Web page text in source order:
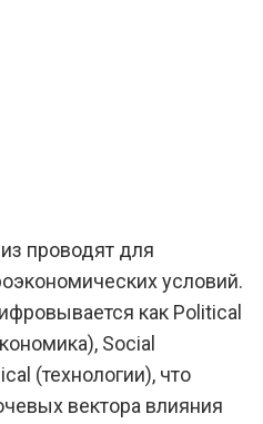
проводят для
условий.
как Political
Social
(технологии), что
вектора влияния